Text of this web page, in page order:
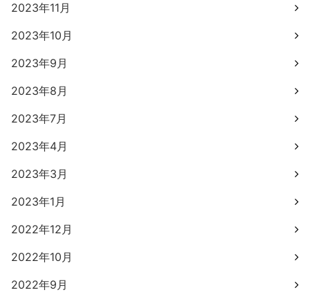
2023年11月
2023年10月
2023年9月
2023年8月
2023年7月
2023年4月
2023年3月
2023年1月
2022年12月
2022年10月
2022年9月